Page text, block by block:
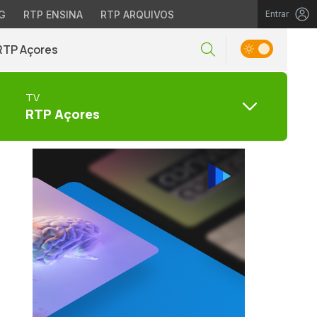
RTP ENSINA RTP ARQUIVOS Entrar
Açores
TV
RTP Açores